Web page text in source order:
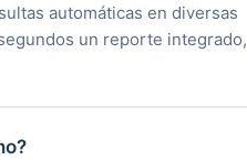
automáticas en diversas
un reporte integrado,